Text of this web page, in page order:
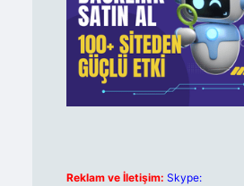
Reklam ve İletişim: Skype: